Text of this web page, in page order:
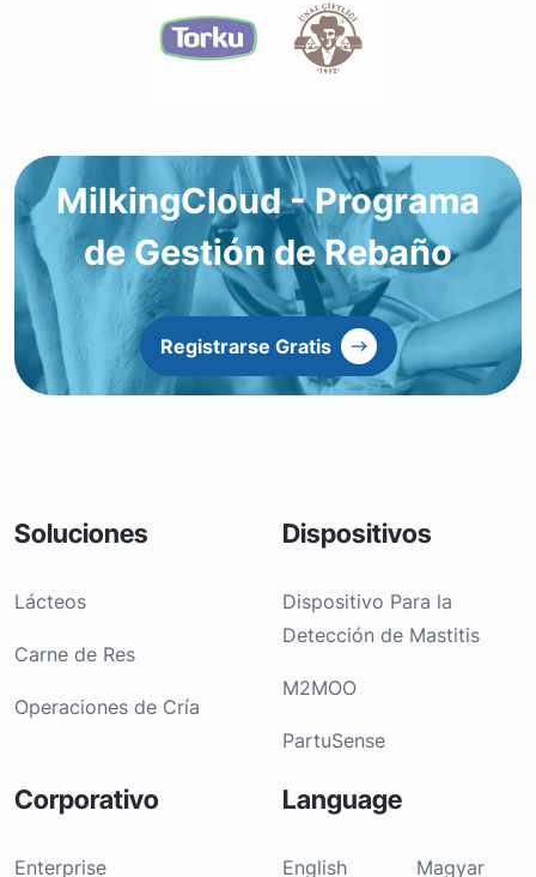
MilkingCloud - Programa
de Gestión de Rebaño
Registrarse Gratis
Soluciones
Lácteos
Carne de Res
Operaciones de Cría
Dispositivos
Dispositivo Para la
Detección de Mastitis
M2MOO
PartuSense
Corporativo
Enterprise
Language
English Magyar